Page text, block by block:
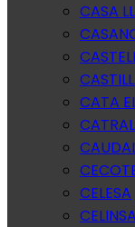
CASA
CATA
CELESA